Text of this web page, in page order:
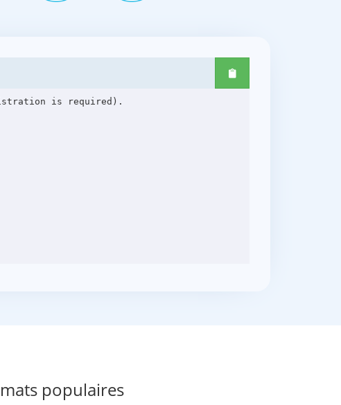
is required).
populaires